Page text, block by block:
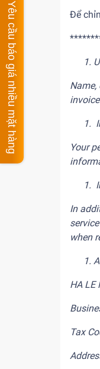
Để
Your
In
when
HA LE
Tax
Yêu cầu báo giá nhiều mặt hàng